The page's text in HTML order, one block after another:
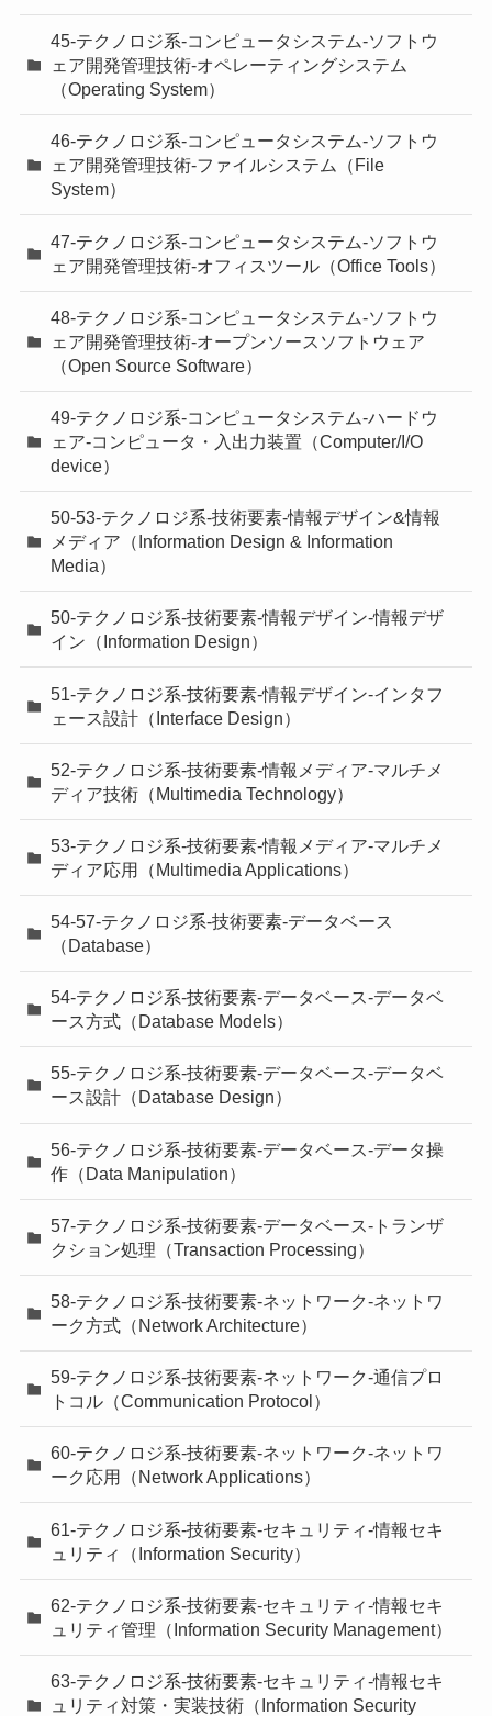
45-テクノロジ系-コンピュータシステム-ソフトウ
ェア開発管理技術-オペレーティングシステム
（Operating System）
46-テクノロジ系-コンピュータシステム-ソフトウ
ェア開発管理技術-ファイルシステム（File
System）
47-テクノロジ系-コンピュータシステム-ソフトウ
ェア開発管理技術-オフィスツール（Office Tools）
48-テクノロジ系-コンピュータシステム-ソフトウ
ェア開発管理技術-オープンソースソフトウェア
（Open Source Software）
49-テクノロジ系-コンピュータシステム-ハードウ
ェア-コンピュータ・入出力装置（Computer/I/O
device）
50-53-テクノロジ系-技術要素-情報デザイン&情報
メディア（Information Design & Information
Media）
50-テクノロジ系-技術要素-情報デザイン-情報デザ
イン（Information Design）
51-テクノロジ系-技術要素-情報デザイン-インタフ
ェース設計（Interface Design）
52-テクノロジ系-技術要素-情報メディア-マルチメ
ディア技術（Multimedia Technology）
53-テクノロジ系-技術要素-情報メディア-マルチメ
ディア応用（Multimedia Applications）
54-57-テクノロジ系-技術要素-データベース
（Database）
54-テクノロジ系-技術要素-データベース-データベ
ース方式（Database Models）
55-テクノロジ系-技術要素-データベース-データベ
ース設計（Database Design）
56-テクノロジ系-技術要素-データベース-データ操
作（Data Manipulation）
57-テクノロジ系-技術要素-データベース-トランザ
クション処理（Transaction Processing）
58-テクノロジ系-技術要素-ネットワーク-ネットワ
ーク方式（Network Architecture）
59-テクノロジ系-技術要素-ネットワーク-通信プロ
トコル（Communication Protocol）
60-テクノロジ系-技術要素-ネットワーク-ネットワ
ーク応用（Network Applications）
61-テクノロジ系-技術要素-セキュリティ-情報セキ
ュリティ（Information Security）
62-テクノロジ系-技術要素-セキュリティ-情報セキ
ュリティ管理（Information Security Management）
63-テクノロジ系-技術要素-セキュリティ-情報セキ
ュリティ対策・実装技術（Information Security